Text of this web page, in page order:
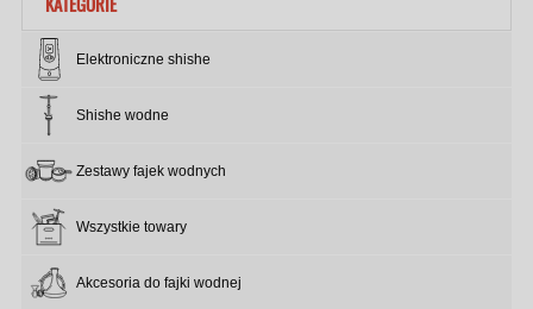
Elektroniczne shishe
Shishe wodne
Zestawy fajek wodnych
Wszystkie towary
Akcesoria do fajki wodnej